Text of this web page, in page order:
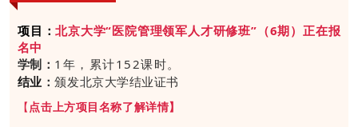
项目：北京大学“医院管理领军人才研修班”（6期）正在报
名中
学制： 1年，累计152课时。
结业 ：颁发北京大学结业证书
【 点击上方项目名称了解详情】